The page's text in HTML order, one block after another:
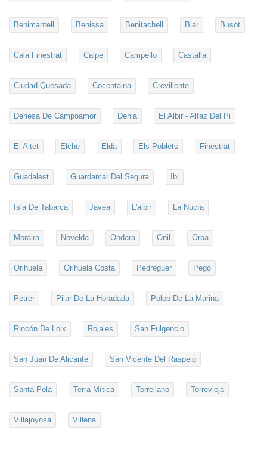
Benimantell Benissa Benitachell Biar Busot
Cala Finestrat Calpe Campello Castalla
Ciudad Quesada Cocentaina Crevillente
Dehesa De Campoamor Denia El Albir - Alfaz Del Pi
El Altet Elche Elda Els Poblets Finestrat
Guadalest Guardamar Del Segura Ibi
Isla De Tabarca Javea L'albir La Nucía
Moraira Novelda Ondara Onil Orba
Orihuela Orihuela Costa Pedreguer Pego
Petrer Pilar De La Horadada Polop De La Marina
Rincón De Loix Rojales San Fulgencio
San Juan De Alicante San Vicente Del Raspeig
Santa Pola Terra Mítica Torrellano Torrevieja
Villajoyosa Villena